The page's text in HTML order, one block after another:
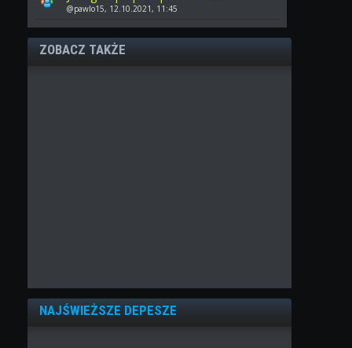
@pawlo15, 12.10.2021, 11:45
ZOBACZ TAKŻE
NAJŚWIEŻSZE DEPESZE